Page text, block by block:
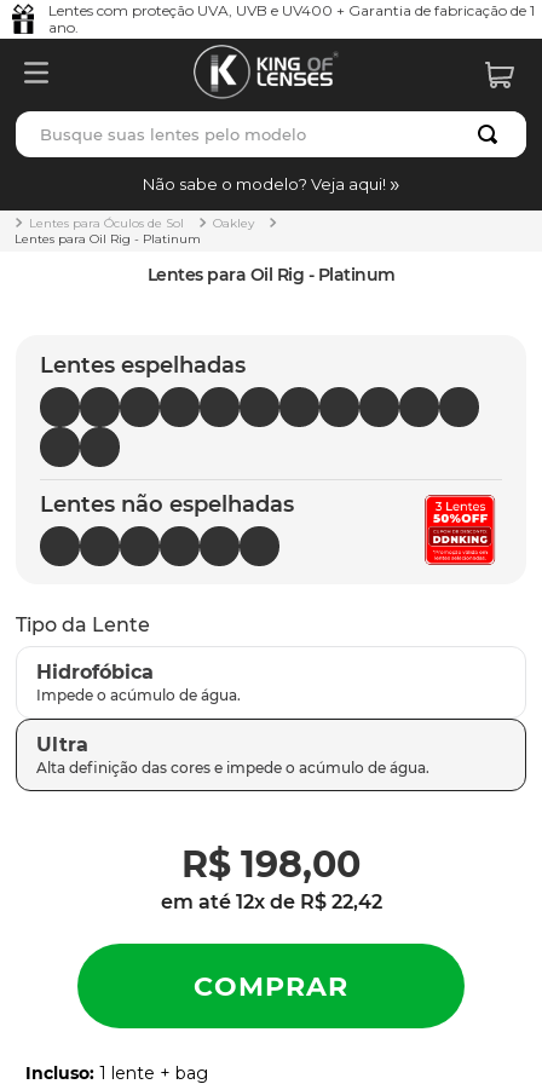
Lentes com proteção UVA, UVB e UV400 + Garantia de fabricação de 1
ano.
Busque suas lentes pelo modelo
Não sabe o modelo? Veja aqui!
Lentes para Óculos de Sol
Oakley
Lentes para Oil Rig - Platinum
Lentes para Oil Rig - Platinum
Lentes espelhadas
Lentes não espelhadas
Tipo da Lente
Hidrofóbica
Ultra
R$ 198,00
em até 12x de R$ 22,42
Incluso: 1 lente + bag
TERMOS MAIS BUSCADOS
1º borrachas
holbrook
5º chaves
6º t-shock
7º gasket
8º parafusos
9º latch